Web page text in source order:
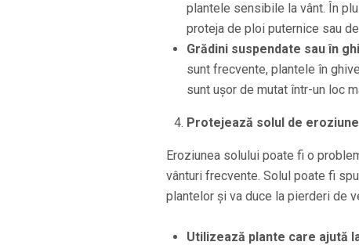
plantele sensibile la vânt. În
proteja de ploi puternice sau
Grădini suspendate sau în
sunt frecvente, plantele în
sunt ușor de mutat într-un loc
Protejează solul de eroziune
Eroziunea solului poate fi o
vânturi frecvente. Solul poate fi
plantelor și va duce la pierderi de
Utilizează plante care ajută